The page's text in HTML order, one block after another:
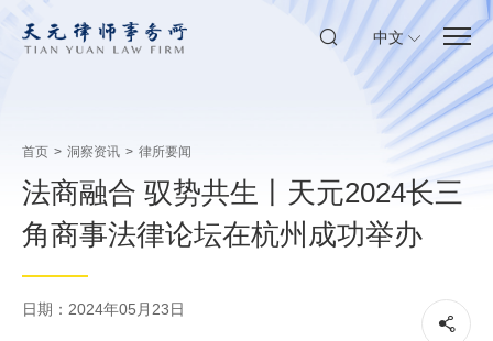
中文
首页 > 洞察资讯 > 律所要闻
法商融合 驭势共生丨天元2024长三
角商事法律论坛在杭州成功举办
日期：2024年05月23日